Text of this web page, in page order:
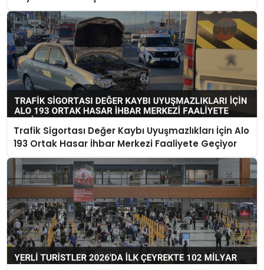
Trafik Sigortası Değer Kaybı Uyuşmazlıkları İçin Alo
193 Ortak Hasar İhbar Merkezi Faaliyete Geçiyor